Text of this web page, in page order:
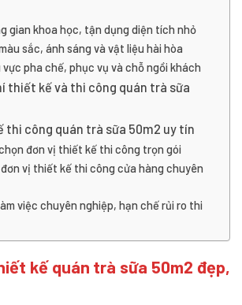
gian khoa học, tận dụng diện tích nhỏ
sắc, ánh sáng và vật liệu hài hòa
vực pha chế, phục vụ và chỗ ngồi khách
thiết kế và thi công quán trà sữa
thi công quán trà sữa 50m2 uy tín
đơn vị thiết kế thi công trọn gói
đơn vị thiết kế thi công cửa hàng chuyên
việc chuyên nghiệp, hạn chế rủi ro thi
kế quán trà sữa 50m2 đẹp,